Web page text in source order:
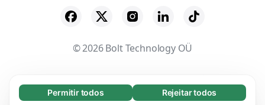
Essenciais (65)
Permitir todos Rejeitar todos
© 2026 Bolt Technology OÜ
Privacidade
Cookies Segurança